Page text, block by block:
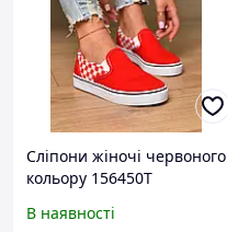
Сліпони жіночі червоного
кольору 156450T
В наявності